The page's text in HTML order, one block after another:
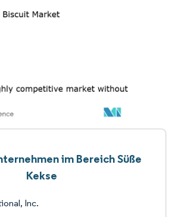
im Bereich Süße
Kekse
Inc.